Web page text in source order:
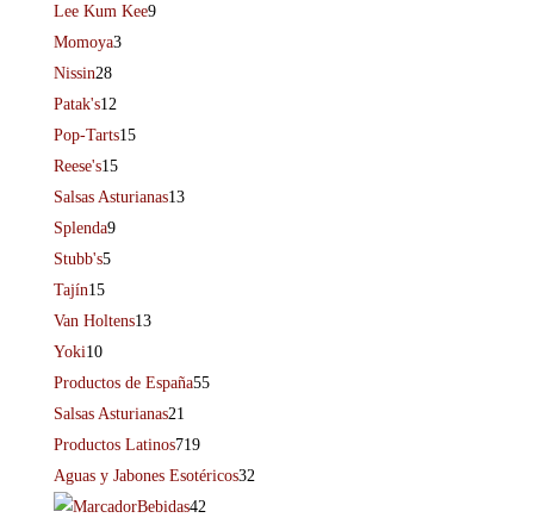
Lee Kum Kee9
Momoya3
Nissin28
Patak's12
Pop-Tarts15
Reese's15
Salsas Asturianas13
Splenda9
Stubb's5
Tajín15
Van Holtens13
Yoki10
Productos de España55
Salsas Asturianas21
Productos Latinos719
Aguas y Jabones Esotéricos32
Bebidas42